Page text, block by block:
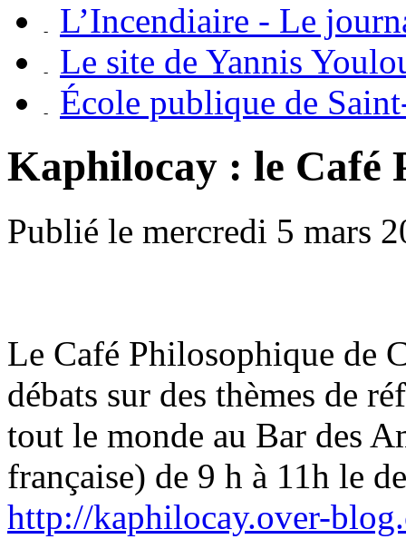
L’Incendiaire - Le
Le site de Yannis
École publique de
Kaphilocay : le Café
Publié le mercredi 5 mars
Le Café Philosophique de
débats sur des thèmes de
tout le monde au Bar des
française) de 9 h à 11h le
http://kaphilocay.over-